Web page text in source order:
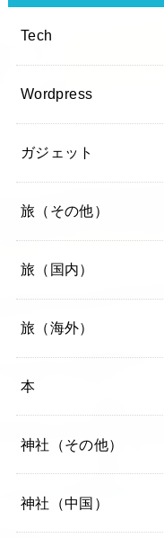
Tech
Wordpress
ガジェット
旅（その他）
旅（国内）
旅（海外）
本
神社（その他）
神社（中国）